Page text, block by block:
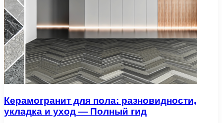
Керамогранит для пола: разновидности,
укладка и уход — Полный гид